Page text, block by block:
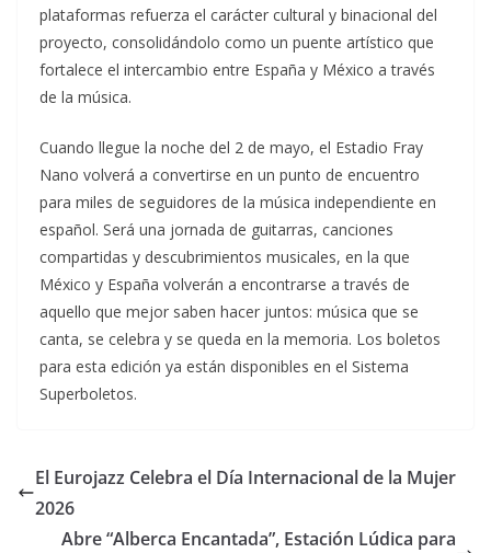
plataformas refuerza el carácter cultural y binacional del
proyecto, consolidándolo como un puente artístico que
fortalece el intercambio entre España y México a través
de la música.
Cuando llegue la noche del 2 de mayo, el Estadio Fray
Nano volverá a convertirse en un punto de encuentro
para miles de seguidores de la música independiente en
español. Será una jornada de guitarras, canciones
compartidas y descubrimientos musicales, en la que
México y España volverán a encontrarse a través de
aquello que mejor saben hacer juntos: música que se
canta, se celebra y se queda en la memoria. Los boletos
para esta edición ya están disponibles en el Sistema
Superboletos.
El Eurojazz Celebra el Día Internacional de la Mujer
2026
Abre “Alberca Encantada”, Estación Lúdica para